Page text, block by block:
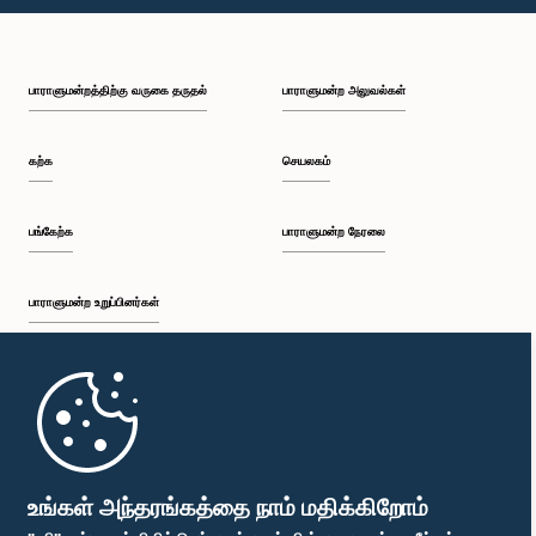
உங்கள் அந்தரங்கத்தை நாம் மதிக்கிறோம்
பி.ப. 1:30 - பி.ப. 1:37
பி.ப. 1:57 - பி.ப. 2:10
பி.ப. 2:17 - பி.ப. 2:34
பாராளுமன்றத்திற்கு வருகை தருதல்
கற்க
பங்கேற்க
பாராளுமன்ற உறுப்பினர்கள்
முதற்பக்கம்
பாராளுமன்ற அலுவல்கள்
செயலகம்
பாராளுமன்ற நேரலை
பாராளுமன்ற கையடக்க செயலி